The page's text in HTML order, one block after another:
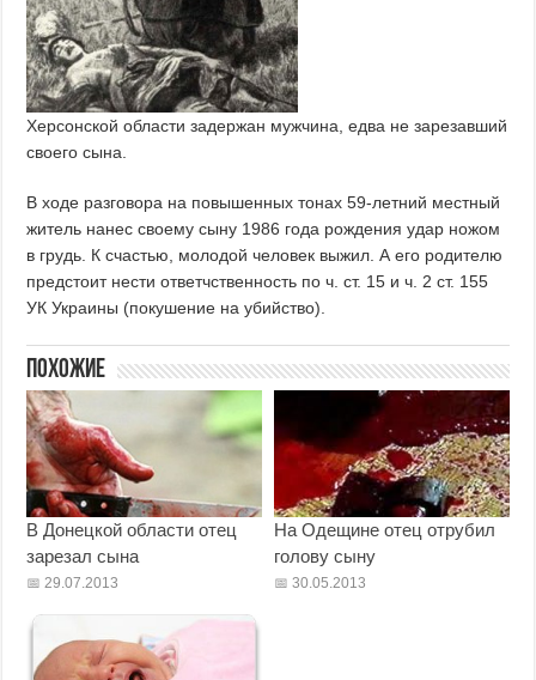
Херсонской области задержан мужчина, едва не зарезавший
своего сына.
В ходе разговора на повышенных тонах 59-летний местный
житель нанес своему сыну 1986 года рождения удар ножом
в грудь. К счастью, молодой человек выжил. А его родителю
предстоит нести ответчственность по ч. ст. 15 и ч. 2 ст. 155
УК Украины (покушение на убийство).
Похожие
В Донецкой области отец
зарезал сына
29.07.2013
На Одещине отец отрубил
голову сыну
30.05.2013